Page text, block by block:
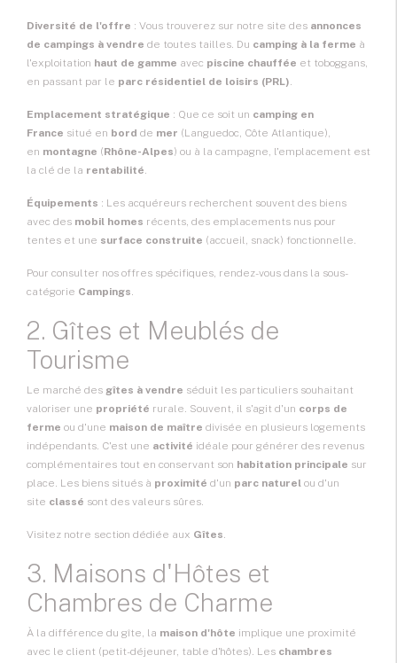
Diversité de l'offre : Vous trouverez sur notre site des annonces
de campings à vendre de toutes tailles. Du camping à la ferme à
l'exploitation haut de gamme avec piscine chauffée et toboggans,
en passant par le parc résidentiel de loisirs (PRL).
Emplacement stratégique : Que ce soit un camping en
France situé en bord de mer (Languedoc, Côte Atlantique),
en montagne (Rhône-Alpes) ou à la campagne, l'emplacement est
la clé de la rentabilité.
Équipements : Les acquéreurs recherchent souvent des biens
avec des mobil homes récents, des emplacements nus pour
tentes et une surface construite (accueil, snack) fonctionnelle.
Pour consulter nos offres spécifiques, rendez-vous dans la sous-
catégorie Campings.
2. Gîtes et Meublés de
Tourisme
Le marché des gîtes à vendre séduit les particuliers souhaitant
valoriser une propriété rurale. Souvent, il s'agit d'un corps de
ferme ou d'une maison de maître divisée en plusieurs logements
indépendants. C'est une activité idéale pour générer des revenus
complémentaires tout en conservant son habitation principale sur
place. Les biens situés à proximité d'un parc naturel ou d'un
site classé sont des valeurs sûres.
Visitez notre section dédiée aux Gîtes.
3. Maisons d'Hôtes et
Chambres de Charme
À la différence du gîte, la maison d'hôte implique une proximité
avec le client (petit-déjeuner, table d'hôtes). Les chambres